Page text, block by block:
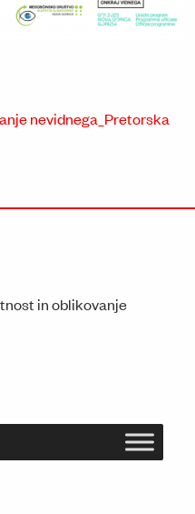
nevidnega_Pretorska
in oblikovanje